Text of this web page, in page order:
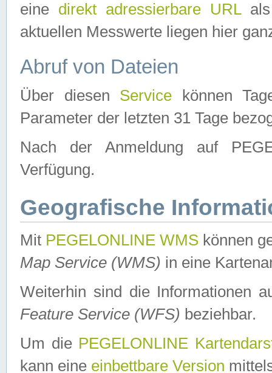
eine direkt adressierbare URLals
aktuellen Messwerte liegen hier
Abruf von Dateien
Über diesen Service können
Parameter der letzten 31 Tage
Nach der Anmeldung auf
Verfügung.
Geografische
Mit PEGELONLINE WMS können
Map Service (WMS) in eine
Weiterhin sind die Informationen
Feature Service (WFS) beziehbar.
Um die PEGELONLINE
kann eine einbettbare Version